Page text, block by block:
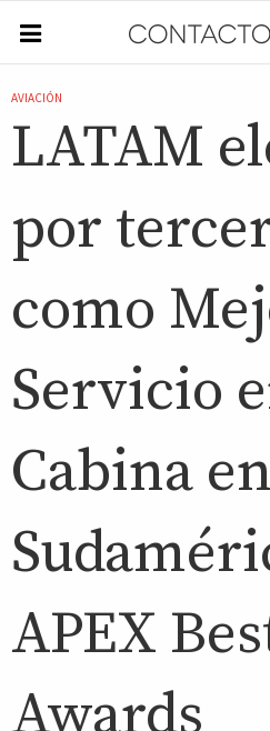
AVIACIÓN
LATAM
por
como
Servicio
Cabina en
APEX